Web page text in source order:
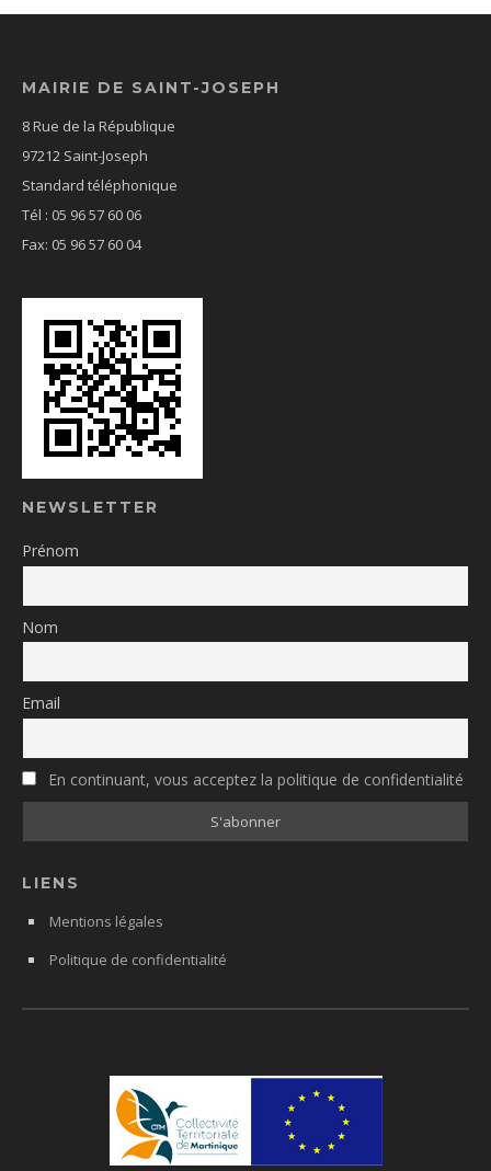
MAIRIE DE SAINT-JOSEPH
8 Rue de la République
97212 Saint-Joseph
Standard téléphonique
Tél : 05 96 57 60 06
Fax: 05 96 57 60 04
NEWSLETTER
Prénom
Nom
Email
En continuant, vous acceptez la politique de confidentialité
LIENS
Mentions légales
Politique de confidentialité